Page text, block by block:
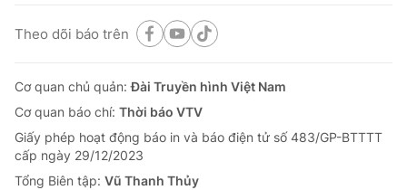
Theo dõi báo trên
Cơ quan chủ quản:Đài Truyền hình Việt Nam
Cơ quan báo chí: Thời báo VTV
Giấy phép hoạt động báo in và báo điện tử số 483/GP-BTTTT
cấp ngày 29/12/2023
Tổng Biên tập: Vũ Thanh Thủy